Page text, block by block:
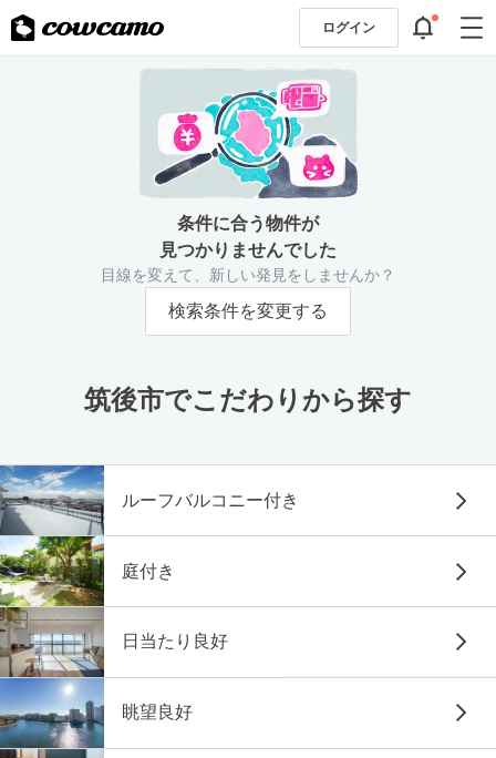
ログイン
条件に合う物件が
見つかりませんでした
目線を変えて、新しい発見をしませんか？
検索条件を変更する
筑後市でこだわりから探す
ルーフバルコニー付き
庭付き
日当たり良好
眺望良好